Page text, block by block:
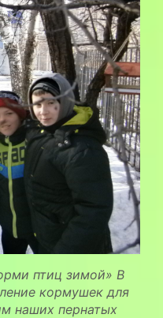
птиц зимой» В
кормушек для
наших пернатых